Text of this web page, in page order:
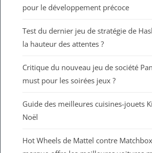
pour le développement précoce
Test du dernier jeu de stratégie de
la hauteur des attentes ?
Critique du nouveau jeu de société
must pour les soirées jeux ?
Guide des meilleures cuisines-jouets
Noël
Hot Wheels de Mattel contre